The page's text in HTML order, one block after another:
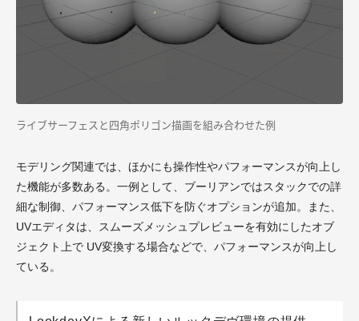
ライブサーフェスと四角ポリゴン描画を組み合わせた例
モデリング関連では、ほかにも操作性やパフォーマンスが向上し
た機能が多数ある。一例として、ブーリアンではスタックでの詳
細な制御、パフォーマンス低下を防ぐオプションが追加。また、
UVエディタは、スムーズメッシュプレビューを有効にしたオブ
ジェクト上で UV変換する場合などで、パフォーマンスが向上し
ている。